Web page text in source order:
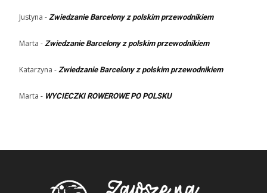
Justyna - Zwiedzanie Barcelony z polskim przewodnikiem
Marta - Zwiedzanie Barcelony z polskim przewodnikiem
Katarzyna - Zwiedzanie Barcelony z polskim przewodnikiem
Marta - WYCIECZKI ROWEROWE PO POLSKU